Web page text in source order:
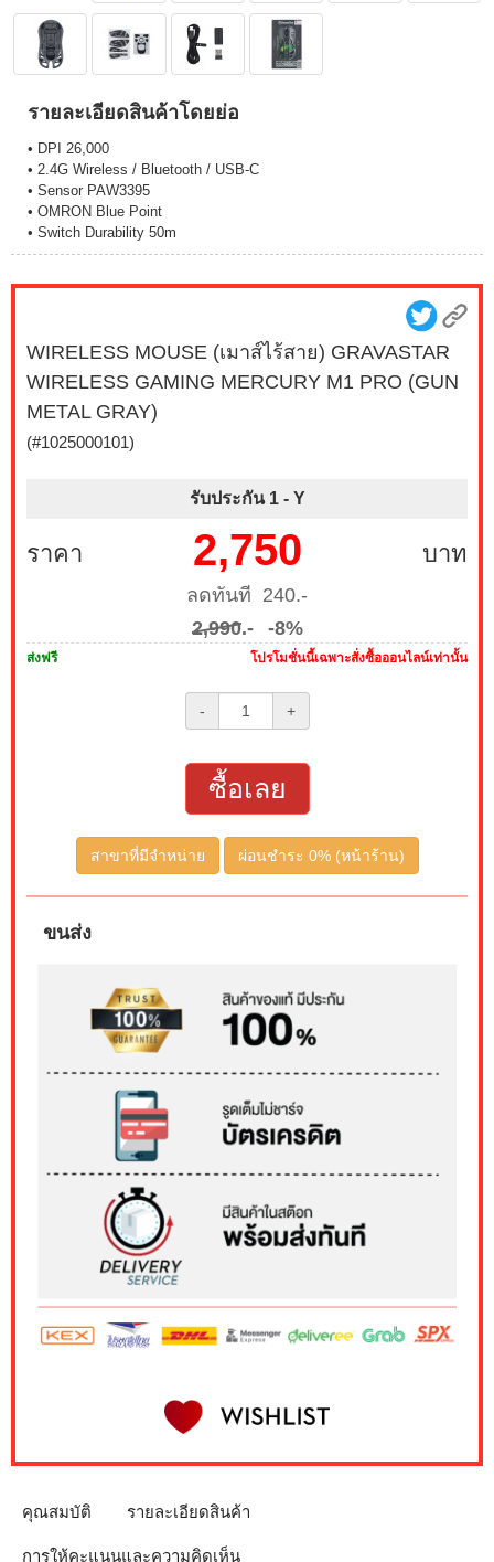
รายละเอียดสินค้าโดยย่อ
• DPI 26,000
• 2.4G Wireless / Bluetooth / USB-C
• Sensor PAW3395
• OMRON Blue Point
• Switch Durability 50m
WIRELESS MOUSE (เมาส์ไร้สาย) GRAVASTAR
WIRELESS GAMING MERCURY M1 PRO (GUN
METAL GRAY)
(#1025000101)
รับประกัน 1 - Y
ราคา บาท
2,750
ลดทันที 240.-
2,990.- -8%
ส่งฟรี โปรโมชั่นนี้เฉพาะสั่งซื้อออนไลน์เท่านั้น
- +
ซื้อเลย
สาขาที่มีจำหน่าย ผ่อนชำระ 0% (หน้าร้าน)
ขนส่ง
คุณสมบัติ รายละเอียดสินค้า
การให้คะแนนและความคิดเห็น